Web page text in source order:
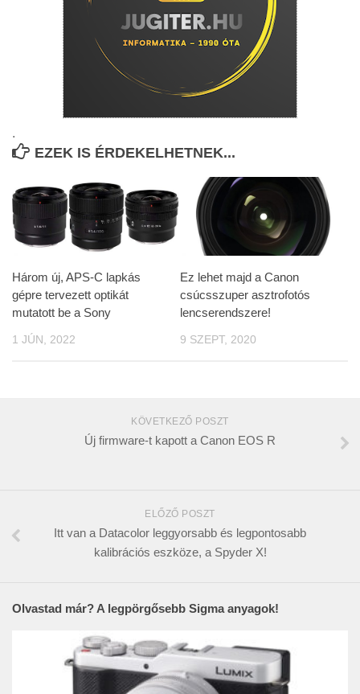
.
EZEK IS ÉRDEKELHETNEK...
Három új, APS-C lapkás
gépre tervezett optikát
mutatott be a Sony
1 JÚN, 2022
Ez lehet majd a Canon
csúcsszuper asztrofotós
lencserendszere!
9 SZEPT, 2020
KÖVETKEZŐ POSZT
Új firmware-t kapott a Canon EOS R
ELŐZŐ POSZT
Itt van a Datacolor leggyorsabb és legpontosabb
kalibrációs eszköze, a Spyder X!
Olvastad már? A legpörgősebb Sigma anyagok!